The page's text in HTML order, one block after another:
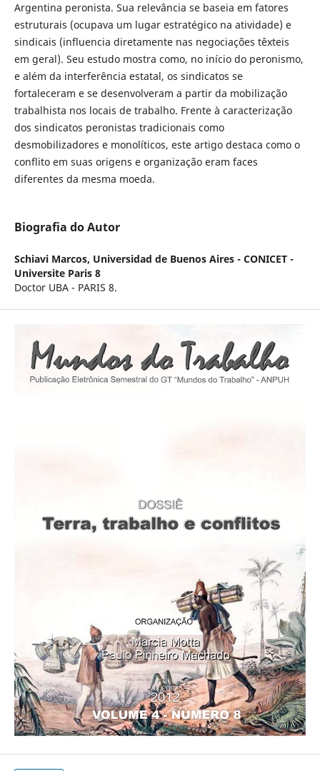
Argentina peronista. Sua relevância se baseia em fatores
estruturais (ocupava um lugar estratégico na atividade) e
sindicais (influencia diretamente nas negociações têxteis
em geral). Seu estudo mostra como, no início do peronismo,
e além da interferência estatal, os sindicatos se
fortaleceram e se desenvolveram a partir da mobilização
trabalhista nos locais de trabalho. Frente à caracterização
dos sindicatos peronistas tradicionais como
desmobilizadores e monolíticos, este artigo destaca como o
conflito em suas origens e organização eram faces
diferentes da mesma moeda.
Biografia do Autor
Schiavi Marcos, Universidad de Buenos Aires - CONICET -
Universite Paris 8
Doctor UBA - PARIS 8.